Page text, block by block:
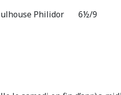
Philidor 6½/9